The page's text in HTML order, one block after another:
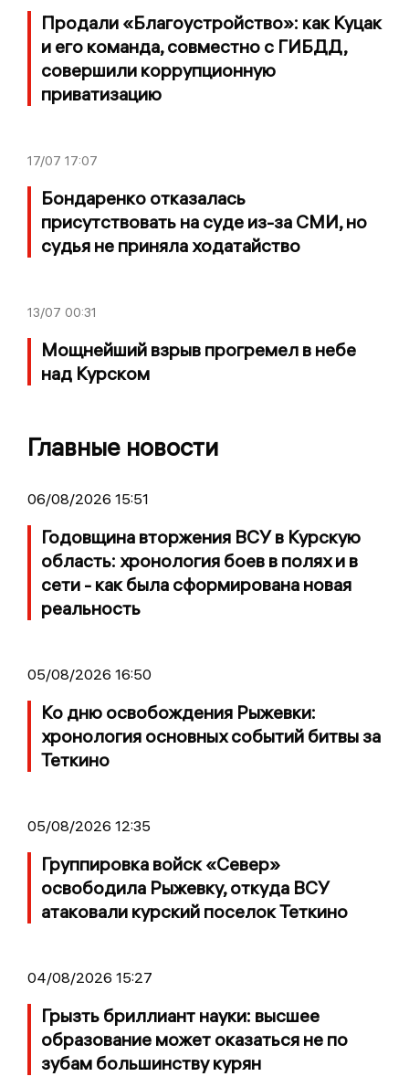
Продали «Благоустройство»: как Куцак
и его команда, совместно с ГИБДД,
совершили коррупционную
приватизацию
17/07 17:07
Бондаренко отказалась
присутствовать на суде из-за СМИ, но
судья не приняла ходатайство
13/07 00:31
Мощнейший взрыв прогремел в небе
над Курском
Главные новости
06/08/2026 15:51
Годовщина вторжения ВСУ в Курскую
область: хронология боев в полях и в
сети - как была сформирована новая
реальность
05/08/2026 16:50
Ко дню освобождения Рыжевки:
хронология основных событий битвы за
Теткино
05/08/2026 12:35
Группировка войск «Север»
освободила Рыжевку, откуда ВСУ
атаковали курский поселок Теткино
04/08/2026 15:27
Грызть бриллиант науки: высшее
образование может оказаться не по
зубам большинству курян